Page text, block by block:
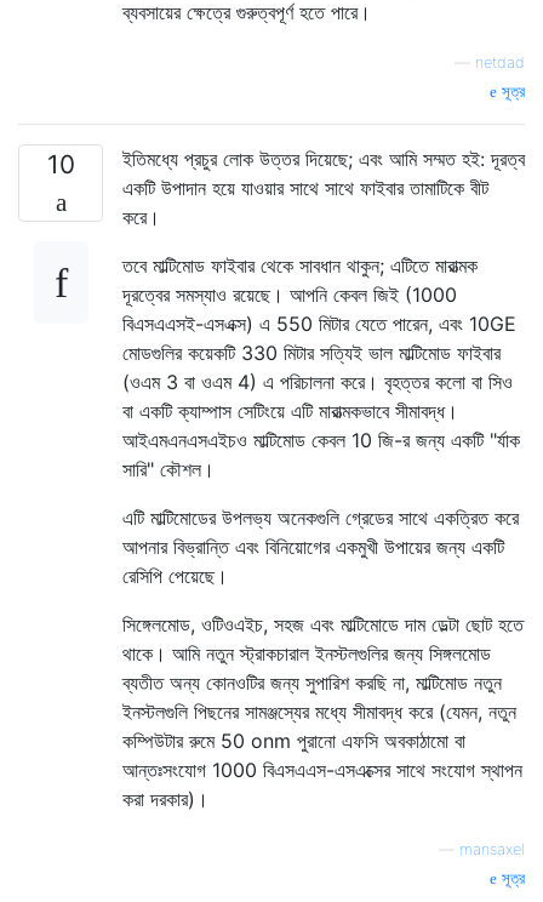
ব্যবসায়ের ক্ষেত্রে গুরুত্বপূর্ণ হতে পারে।
netdad
সূত্র
10
ইতিমধ্যে প্রচুর লোক উত্তর দিয়েছে; এবং আমি সম্মত হই: দূরত্ব
একটি উপাদান হয়ে যাওয়ার সাথে সাথে ফাইবার তামাটিকে বীট
করে।
তবে মাল্টিমোড ফাইবার থেকে সাবধান থাকুন; এটিতে মারাত্মক
দূরত্বের সমস্যাও রয়েছে। আপনি কেবল জিই (1000
বিএসএএসই-এসএক্স) এ 550 মিটার যেতে পারেন, এবং 10GE
মোডগুলির কয়েকটি 330 মিটার সত্যিই ভাল মাল্টিমোড ফাইবার
(ওএম 3 বা ওএম 4) এ পরিচালনা করে। বৃহত্তর কলো বা সিও
বা একটি ক্যাম্পাস সেটিংয়ে এটি মারাত্মকভাবে সীমাবদ্ধ।
আইএমএনএসএইচও মাল্টিমোড কেবল 10 জি-র জন্য একটি "র্যাক
সারি" কৌশল।
এটি মাল্টিমোডের উপলভ্য অনেকগুলি গ্রেডের সাথে একত্রিত করে
আপনার বিভ্রান্তি এবং বিনিয়োগের একমুখী উপায়ের জন্য একটি
রেসিপি পেয়েছে।
সিঙ্গেলমোড, ওটিওএইচ, সহজ এবং মাল্টিমোডে দাম ডেল্টা ছোট হতে
থাকে। আমি নতুন স্ট্রাকচারাল ইনস্টলগুলির জন্য সিঙ্গলমোড
ব্যতীত অন্য কোনওটির জন্য সুপারিশ করছি না, মাল্টিমোড নতুন
ইনস্টলগুলি পিছনের সামঞ্জস্যের মধ্যে সীমাবদ্ধ করে (যেমন, নতুন
কম্পিউটার রুমে 50 onm পুরানো এফসি অবকাঠামো বা
আন্তঃসংযোগ 1000 বিএসএএস-এসএক্সের সাথে সংযোগ স্থাপন
করা দরকার)।
mansaxel
সূত্র